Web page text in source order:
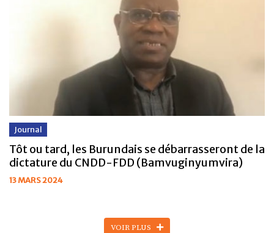
Journal
Tôt ou tard, les Burundais se débarrasseront de la
dictature du CNDD-FDD (Bamvuginyumvira)
13 MARS 2024
VOIR PLUS